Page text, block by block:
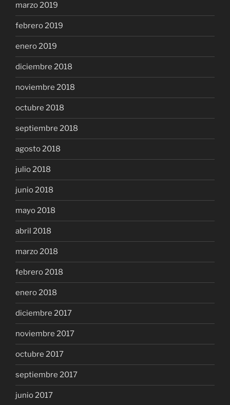
marzo 2019
febrero 2019
enero 2019
diciembre 2018
noviembre 2018
octubre 2018
septiembre 2018
agosto 2018
julio 2018
junio 2018
mayo 2018
abril 2018
marzo 2018
febrero 2018
enero 2018
diciembre 2017
noviembre 2017
octubre 2017
septiembre 2017
junio 2017